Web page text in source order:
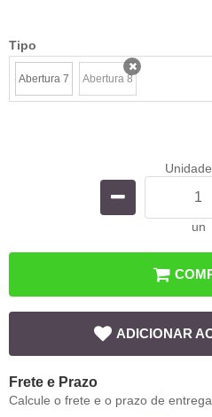
Tipo
Abertura 7 Abertura 8
x
un
ADICIONAR
Frete e Prazo
Calcule o frete e o prazo de